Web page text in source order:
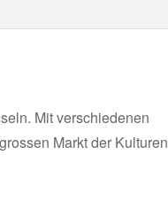
Mit verschiedenen
Markt der Kulturen